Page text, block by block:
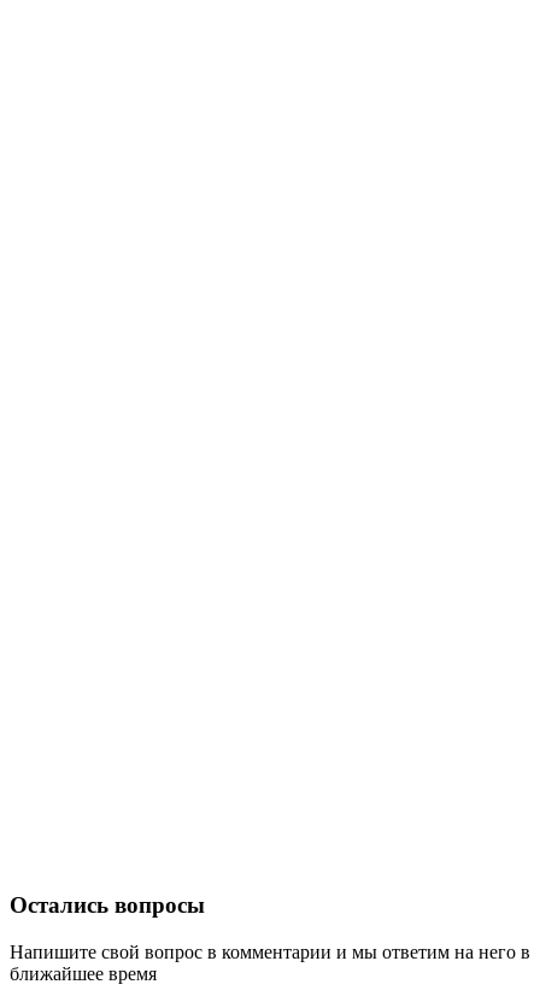
Остались вопросы
Напишите свой вопрос в комментарии и мы ответим на него в
ближайшее время